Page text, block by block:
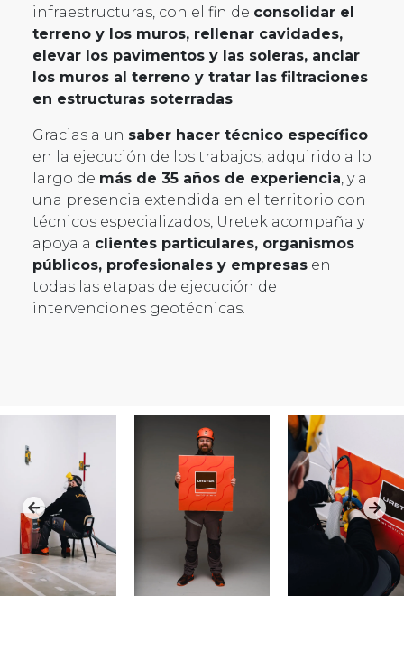
infraestructuras, con el fin de consolidar el
terreno y los muros, rellenar cavidades,
elevar los pavimentos y las soleras, anclar
los muros al terreno y tratar las filtraciones
en estructuras soterradas.
Gracias a un saber hacer técnico específico
en la ejecución de los trabajos, adquirido a lo
largo de más de 35 años de experiencia, y a
una presencia extendida en el territorio con
técnicos especializados, Uretek acompaña y
apoya a clientes particulares, organismos
públicos, profesionales y empresas en
todas las etapas de ejecución de
intervenciones geotécnicas.